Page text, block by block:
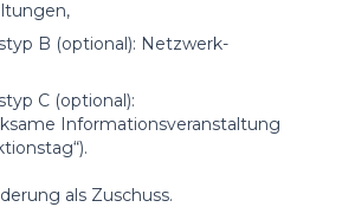
B (optional): Netzwerk-
C (optional):
Informationsveranstaltung
als Zuschuss.